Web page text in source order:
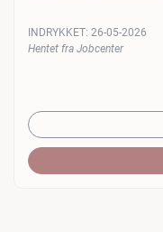
INDRYKKET: 26-05-2026
Hentet fra Jobcenter